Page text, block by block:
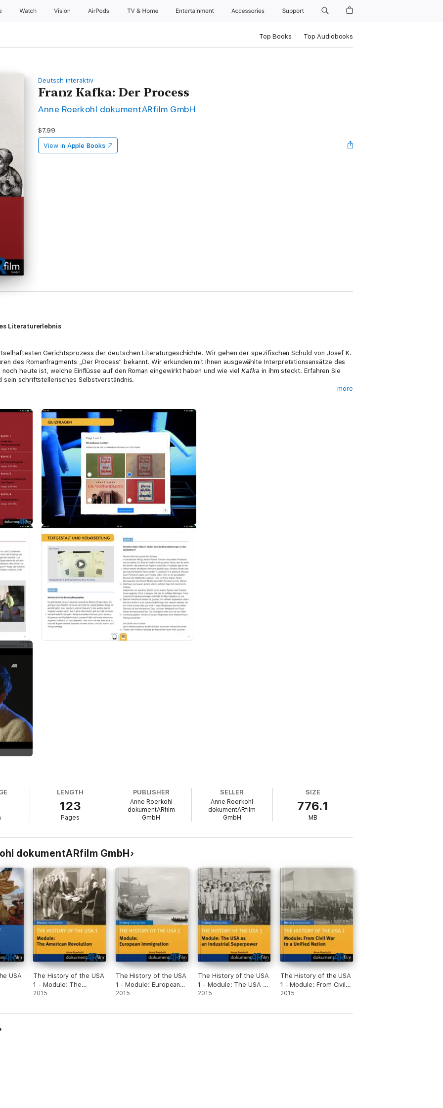
Watch Vision AirPods TV & Home Entertainment Accessories Support
Top Books Top Audiobooks
Deutsch interaktiv
Franz Kafka: Der Process
Anne Roerkohl dokumentARfilm GmbH
$7.99
View in Apple Books
Literaturerlebnis
Gerichtsprozess der deutschen Literaturgeschichte. Wir gehen der spezifischen Schuld von Josef K.
des Romanfragments „Der Process“ bekannt. Wir erkunden mit Ihnen ausgewählte Interpretationsansätze des
heute ist, welche Einflüsse auf den Roman eingewirkt haben und wie vielKafka in ihm steckt. Erfahren Sie
sein schriftstellerisches Selbstverständnis.
Vertiefung
im PDF-Format zum Download
sein Werk lebendig werden. Für alle, die Interesse an spannender Literatur haben.
Sie da: Bitte schicken Sie eine E-Mail an info@dokumentarfilm.com
innen auf die Unterrichtspraxis in der Sekundarstufe I und II abgestimmt. Es enthält Filme, Bildergalerien,
sowie Quizseiten zur sofortigen Wissensüberprüfung. So können sich Schülerinnen und Schüler den
aneignen.
ganz und kapitelweise abgespielt werden – so können die 3- bis 22-minütigen Clips in einer Schulstunde
more
LENGTH
123
Pages
PUBLISHER
Anne Roerkohl
dokumentARfilm
GmbH
SELLER
Anne Roerkohl
dokumentARfilm
GmbH
SIZE
776.1
MB
dokumentARfilm GmbH
USA
The History of the USA
1 - Module: The
American Revolution
2015
The History of the USA
1 - Module: European
Immigration
2015
The History of the USA
1 - Module: The USA as
an Industrial
2015
The History of the USA
1 - Module: From Civil
War to a Unified Nation
2015